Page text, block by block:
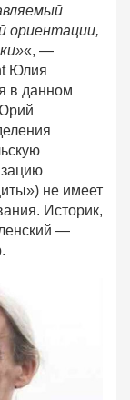
ориентации,
«, —
Юлия
в данном
не имеет
Историк,
—